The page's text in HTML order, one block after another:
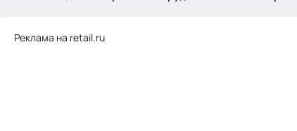
Реклама на retail.ru